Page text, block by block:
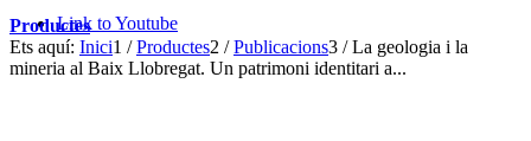
Link to Youtube
Productes
Ets aquí: Inici1 / Productes2 / Publicacions3 / La geologia i la
mineria al Baix Llobregat. Un patrimoni identitari a...